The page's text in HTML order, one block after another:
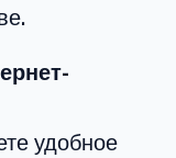
удобное